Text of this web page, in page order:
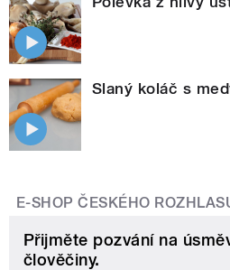
Slaný koláč s
E-SHOP ČESKÉHO
Přijměte pozvání na
člověčiny.